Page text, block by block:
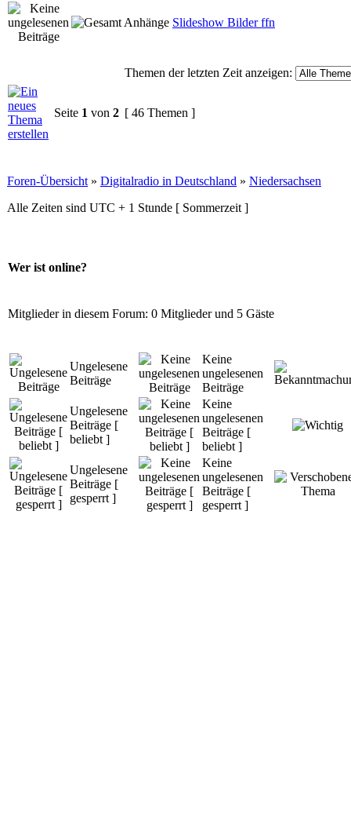
Slideshow Bilder ffn
Themen der letzten Zeit anzeigen:
Seite 1 von 2 [ 46 Themen ]
Foren-Übersicht » Digitalradio in Deutschland » Niedersachsen
Alle Zeiten sind UTC + 1 Stunde [ Sommerzeit ]
Wer ist online?
Mitglieder in diesem Forum: 0 Mitglieder und 5 Gäste
Ungelesene
Beiträge
Keine
ungelesenen
Beiträge
Ungelesene
Beiträge [
beliebt ]
Keine
ungelesenen
Beiträge [
beliebt ]
Ungelesene
Beiträge [
gesperrt ]
Keine
ungelesenen
Beiträge [
gesperrt ]